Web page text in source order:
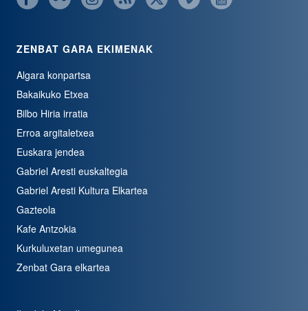
ZENBAT GARA EKIMENAK
Algara konpartsa
Bakaikuko Etxea
Bilbo Hiria irratia
Erroa argitaletxea
Euskara jendea
Gabriel Aresti euskaltegia
Gabriel Aresti Kultura Elkartea
Gazteola
Kafe Antzokia
Kurkuluxetan umegunea
Zenbat Gara elkartea